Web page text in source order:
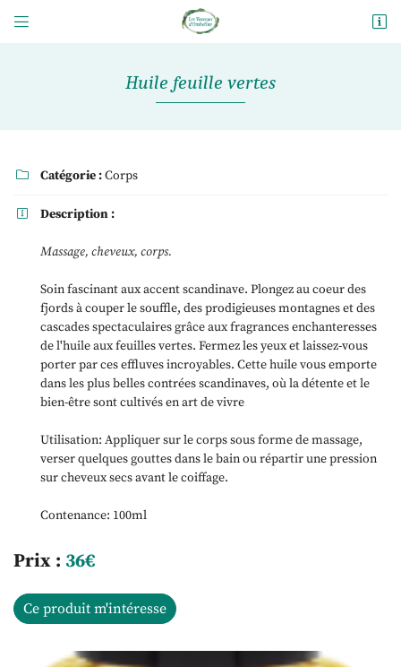
 
En cochant cette case, vous consentez à recevoir nos propositions commerciales à
l'adresse email indiqué ci-dessus. Vous pouvez vous désinscrire à tout moment en
utilisantle formulaire de désinscription.
Inscription
Huile feuille vertes
 Catégorie :Corps
 Description :
Massage, cheveux, corps.
Soin fascinant aux accent scandinave. Plongez au coeur des
fjords à couper le souffle, des prodigieuses montagnes et des
cascades spectaculaires grâce aux fragrances enchanteresses
de l'huile aux feuilles vertes. Fermez les yeux et laissez-vous
porter par ces effluves incroyables. Cette huile vous emporte
dans les plus belles contrées scandinaves, où la détente et le
bien-être sont cultivés en art de vivre
Utilisation: Appliquer sur le corps sous forme de massage,
verser quelques gouttes dans le bain ou répartir une pression
sur cheveux secs avant le coiffage.
Contenance: 100ml
Prix : 36€
Ce produit m'intéresse